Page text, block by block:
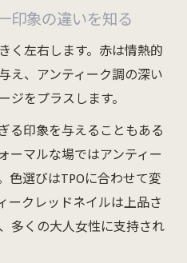
と女性らしさを両立さ
で内面の魅力を表現す
堂々とした手元を演出
が与えるポジティブな
ンティーク風ネイルデ
印象の違いを知る
く左右します。赤は情熱的
え、アンティーク調の深い
をプラスします。
る印象を与えることもある
ーマルな場ではアンティー
色選びはTPOに合わせて変
ークレッドネイルは上品さ
多くの大人女性に支持され